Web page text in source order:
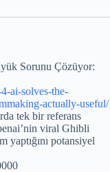
Sorunu Çözüyor:
ai-solves-the-
actually-useful/
tek bir referans
viral Ghibli
potansiyel